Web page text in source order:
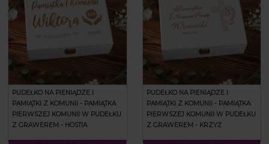
PUDEŁKO NA PIENIĄDZE I
PAMIĄTKI Z KOMUNII - PAMIĄTKA
PIERWSZEJ KOMUNII W PUDEŁKU
Z GRAWEREM - HOSTIA
PUDEŁKO NA PIENIĄDZE I
PAMIĄTKI Z KOMUNII - PAMIĄTKA
PIERWSZEJ KOMUNII W PUDEŁKU
Z GRAWEREM - KRZYŻ